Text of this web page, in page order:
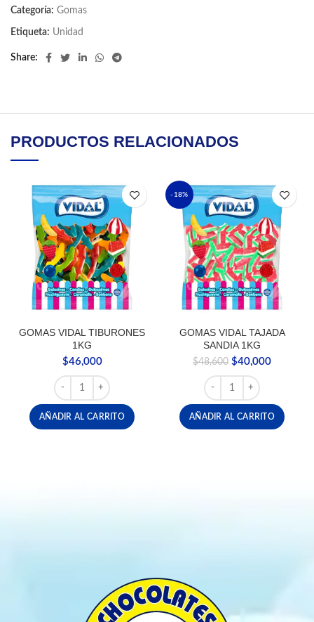
Categoría: Gomas
Etiqueta: Unidad
Share
PRODUCTOS RELACIONADOS
GOMAS VIDAL TIBURONES
1KG
$46,000
GOMAS VIDAL TIBURONES 1KG cantidad
AÑADIR AL CARRITO
-18%
GOMAS VIDAL TAJADA
SANDIA 1KG
$48,600 El
precio
original
era:
$48,600.
$40,000El
$40,000.
GOMAS VIDAL TAJADA
AÑADIR AL CARRITO